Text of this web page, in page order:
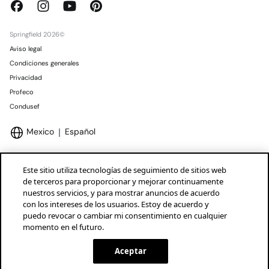
Springfield 2026©
Aviso legal
Condiciones generales
Privacidad
Profeco
Condusef
Mexico Español
Marcas Tendam
Este sitio utiliza tecnologías de seguimiento de sitios web
de terceros para proporcionar y mejorar continuamente
nuestros servicios, y para mostrar anuncios de acuerdo
con los intereses de los usuarios. Estoy de acuerdo y
puedo revocar o cambiar mi consentimiento en cualquier
momento en el futuro.
Aceptar